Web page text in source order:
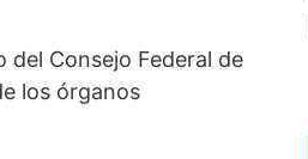
del Consejo Federal de
los órganos